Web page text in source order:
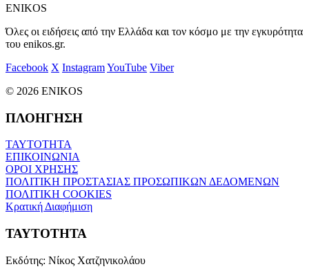
ENIKOS
Όλες οι ειδήσεις από την Ελλάδα και τον κόσμο με την εγκυρότητα
του enikos.gr.
Facebook X InstagramYouTube Viber
© 2026 ENIKOS
ΠΛΟΗΓΗΣΗ
ΤΑΥΤΟΤΗΤΑ
ΕΠΙΚΟΙΝΩΝΙΑ
ΟΡΟΙ ΧΡΗΣΗΣ
ΠΟΛΙΤΙΚΗ ΠΡΟΣΤΑΣΙΑΣ ΠΡΟΣΩΠΙΚΩΝ ΔΕΔΟΜΕΝΩΝ
ΠΟΛΙΤΙΚΗ COOKIES
Κρατική Διαφήμιση
ΤΑΥΤΟΤΗΤΑ
Εκδότης: Νίκος Χατζηνικολάου